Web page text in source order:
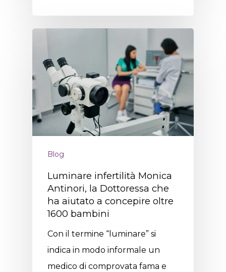
Blog
Luminare infertilità Monica
Antinori, la Dottoressa che
ha aiutato a concepire oltre
1600 bambini
Con il termine “luminare” si
indica in modo informale un
medico di comprovata fama e